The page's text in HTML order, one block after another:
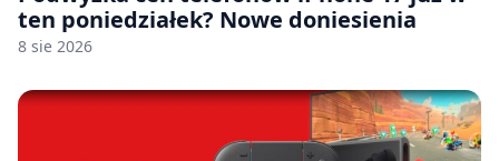
ten poniedziałek? Nowe doniesienia
8 sie 2026